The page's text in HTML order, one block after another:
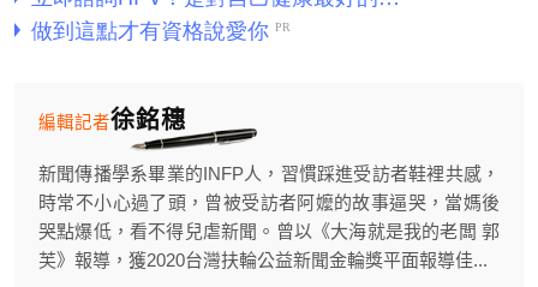
徐銘穗
編輯記者
新聞傳播學系畢業的INFP人，習慣踩進受訪者鞋裡共感，
時常不小心過了頭，曾被受訪者阿嬤的故事逼哭，當媽後
哭點爆低，看不得兒虐新聞。曾以《大海就是我的老闆 郭
芙》報導，獲2020台灣扶輪公益新聞金輪獎平面報導佳...